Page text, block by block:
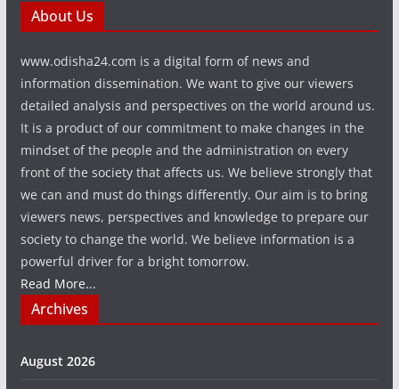
About Us
www.odisha24.com is a digital form of news and
information dissemination. We want to give our viewers
detailed analysis and perspectives on the world around us.
It is a product of our commitment to make changes in the
mindset of the people and the administration on every
front of the society that affects us. We believe strongly that
we can and must do things differently. Our aim is to bring
viewers news, perspectives and knowledge to prepare our
society to change the world. We believe information is a
powerful driver for a bright tomorrow.
Read More...
Archives
August 2026